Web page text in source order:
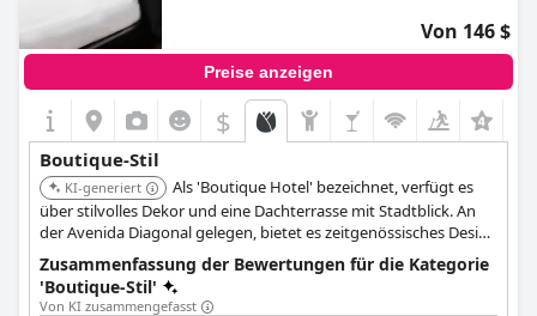
Von 146 $
Preise anzeigen
$
Boutique-Stil
KI-generiert
Als 'Boutique Hotel' bezeichnet, verfügt es
über stilvolles Dekor und eine Dachterrasse mit Stadtblick. An
der Avenida Diagonal gelegen, bietet es zeitgenössisches Design
und einen komfortablen Aufenthalt.
Zusammenfassung der Bewertungen für die Kategorie
'Boutique-Stil'
Von KI zusammengefasst